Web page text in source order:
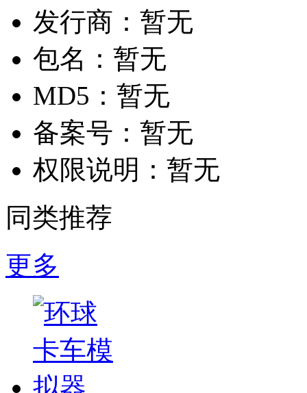
发行商： 暂无
包名： 暂无
MD5： 暂无
备案号： 暂无
权限说明： 暂无
同类推荐
更多